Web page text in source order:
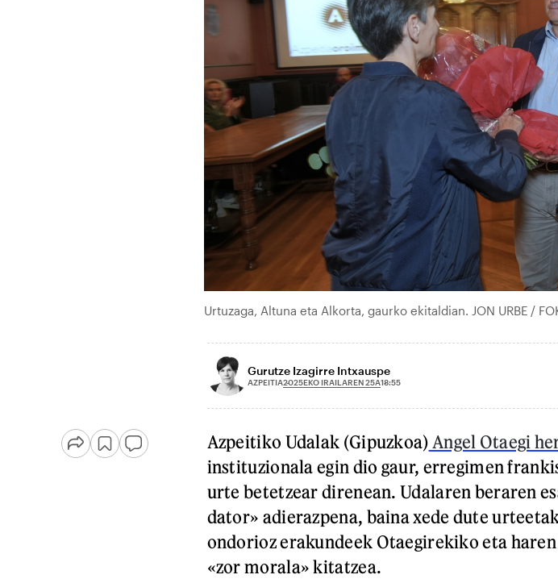
Urtuzaga, Altuna eta Alkorta, gaurko ekitaldian. JON URBE /
Gurutze Izagirre Intxauspe
AZPEITIA2025EKO IRAILAREN 25A18:55
Azpeitiko Udalak (Gipuzkoa) Angel Otaegi
instituzionala egin dio gaur, erregimen
urte betetzear direnean. Udalaren beraren
dator» adierazpena, baina xede dute
ondorioz erakundeek Otaegirekiko eta
«zor morala» kitatzea.